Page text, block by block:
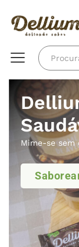
Mime-se sem